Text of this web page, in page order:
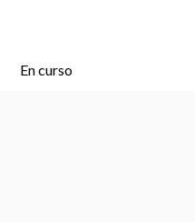
En curso